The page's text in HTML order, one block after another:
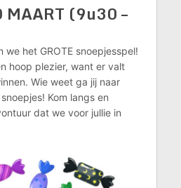
MAART (9u30 –
we het GROTE snoepjesspel!
hoop plezier, want er valt
Wie weet ga jij naar
Kom langs en
dat we voor jullie in